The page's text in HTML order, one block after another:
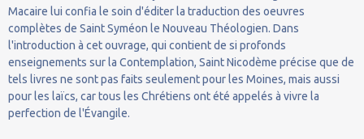
Macaire lui confia le soin d'éditer la traduction des oeuvres
complètes de Saint Syméon le Nouveau Théologien. Dans
l'introduction à cet ouvrage, qui contient de si profonds
enseignements sur la Contemplation, Saint Nicodème précise que de
tels livres ne sont pas faits seulement pour les Moines, mais aussi
pour les laïcs, car tous les Chrétiens ont été appelés à vivre la
perfection de l'Évangile.